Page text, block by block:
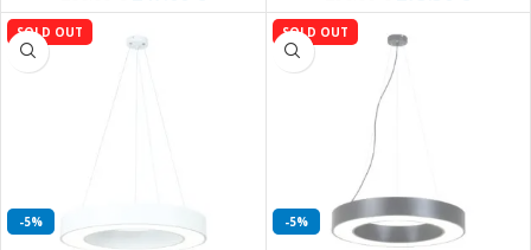
-5%
SOLD OUT
-5%
SOLD OUT